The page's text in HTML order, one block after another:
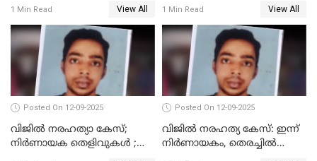
1 Min Read View All
റിപ്പോർട്ട് പുറത്ത്
1 Min Read View All
Posted On 12-09-2025
വിജിൽ നരഹത്യാ കേസ്;
നിർണായക തെളിവുകൾ ;
Posted On 12-09-2025
വിജിൽ നരഹത്യ കേസ്: ഇന്ന്
നിർണായകം, തെരച്ചിൽ